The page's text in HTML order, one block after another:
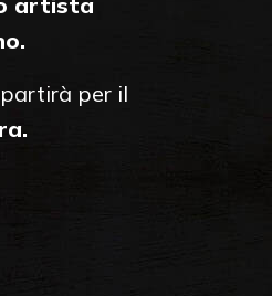
partirà per il